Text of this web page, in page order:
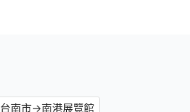
台南市→南港展覽館